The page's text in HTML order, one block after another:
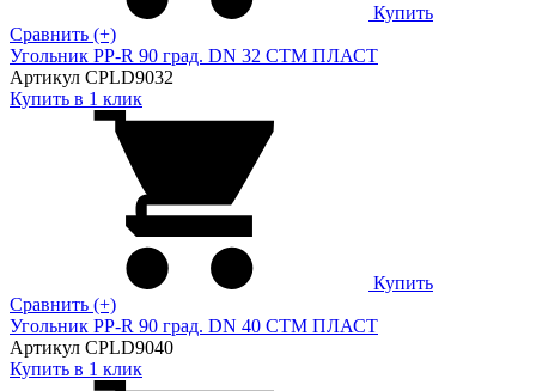
Купить
Сравнить (+)
Угольник PP-R 90 град. DN 32 СТМ ПЛАСТ
Артикул CPLD9032
Купить в 1 клик
Купить
Сравнить (+)
Угольник PP-R 90 град. DN 40 СТМ ПЛАСТ
Артикул CPLD9040
Купить в 1 клик